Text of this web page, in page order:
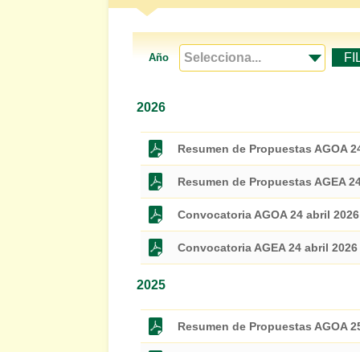
Año
2026
Resumen de Propuestas AGOA
Resumen de Propuestas AGEA
Convocatoria AGOA 24 abril 2026
Convocatoria AGEA 24 abril 2026
2025
Resumen de Propuestas AGOA